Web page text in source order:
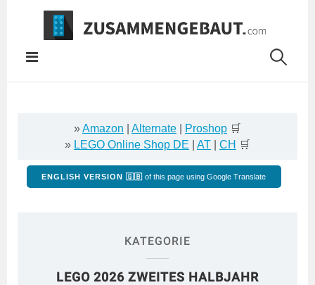
Springe
Inhalt
»Amazon Alternate Proshop 🛒
» LEGO Online Shop DE AT CH 🛒
ENGLISH VERSION 🇬🇧 of this page using Google Translate
KATEGORIE
LEGO 2026 ZWEITES HALBJAHR